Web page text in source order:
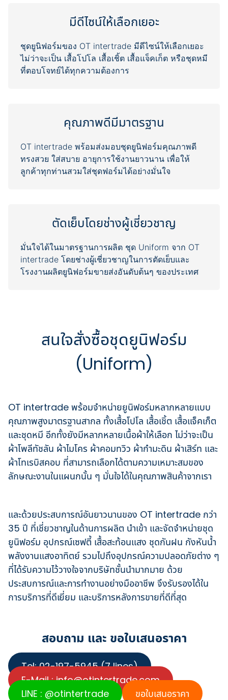
มีดีไซน์ให้เลือกเยอะ
ชุดยูนิฟอร์มของ OT intertrade มีดีไซน์ให้เลือกเยอะ
ไม่ว่าจะเป็น เสื้อโปโล เสื้อเชิ้ต เสื้อแจ็คเก็ต หรือชุดหมี
คุณภาพดีมีมาตรฐาน
OT intertrade พร้อมส่งมอบชุดยูนิฟอร์มคุณภาพดี
ทรงสวย ใส่สบาย อายุการใช้งานยาวนาน เพื่อให้
ตัดเย็บโดยช่างผู้เชี่ยวชาญ
มั่นใจได้ในมาตรฐานการผลิต ชุด Uniform จาก OT
intertrade โดยช่างผู้เชี่ยวชาญในการตัดเย็บและ
สนใจสั่งซื้อชุดยูนิฟอร์ม
(Uniform)
OT intertrade พร้อมจำหน่ายยูนิฟอร์มหลากหลายแบบ
คุณภาพสูงมาตรฐานสากล ทั้งเสื้อโปโล เสื้อเชิ้ต เสื้อแจ็คเก็ต
และชุดหมี อีกทั้งยังมีหลากหลายเนื้อผ้าให้เลือก ไม่ว่าจะเป็น
ผ้าโพลีทัชลัน ผ้าไมโคร ผ้าคอมทวิว ผ้ากำมะดิน ผ้าเสิร์ท และ
ผ้าโทเรบิสคอบ ที่สามารถเลือกได้ตามความเหมาะสมของ
ลักษณะงานในแผนกนั้น ๆ มั่นใจได้ในคุณภาพสินค้าจากเรา
และด้วยประสบการณ์อันยาวนานของ OT intertrade กว่า
35 ปี ที่เชี่ยวชาญในด้านการผลิต นำเข้า และจัดจำหน่ายชุด
ยูนิฟอร์ม อุปกรณ์เซฟตี้ เสื้อสะท้อนแสง ชุดกันฝน กังหันน้ำ
พลังงานแสงอาทิตย์ รวมไปถึงอุปกรณ์ความปลอดภัยต่าง ๆ
ที่ได้รับความไว้วางใจจากบริษัทชั้นนำมากมาย ด้วย
ประสบการณ์และการทำงานอย่างมืออาชีพ จึงรับรองได้ใน
การบริการที่ดีเยี่ยม และบริการหลังการขายที่ดีที่สุด
สอบถาม และ ขอใบเสนอราคา
Tel: 02-197-5945 (7 lines)
E-Mail : info@otintertrade.com
LINE : @otintertrade ขอใบเสนอราคา